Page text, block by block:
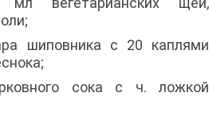
шиповника с 20 каплями
сока с ч. ложкой